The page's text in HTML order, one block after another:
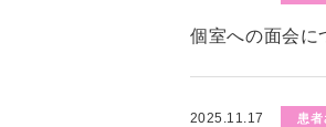
個室への面会に
2025.11.17 患者